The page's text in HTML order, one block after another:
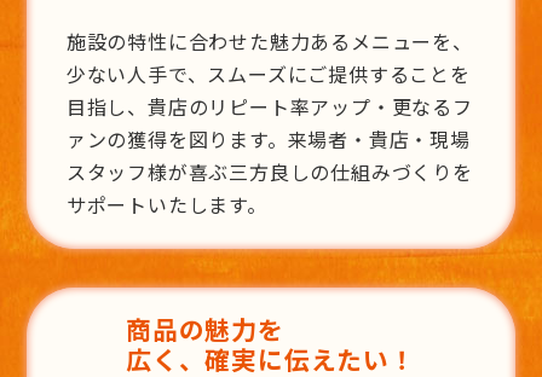
施設の特性に合わせた魅力あるメニューを、
少ない人手で、スムーズにご提供することを
目指し、貴店のリピート率アップ・更なるフ
ァンの獲得を図ります。来場者・貴店・現場
スタッフ様が喜ぶ三方良しの仕組みづくりを
サポートいたします。
商品の魅力を
広く、確実に伝えたい！